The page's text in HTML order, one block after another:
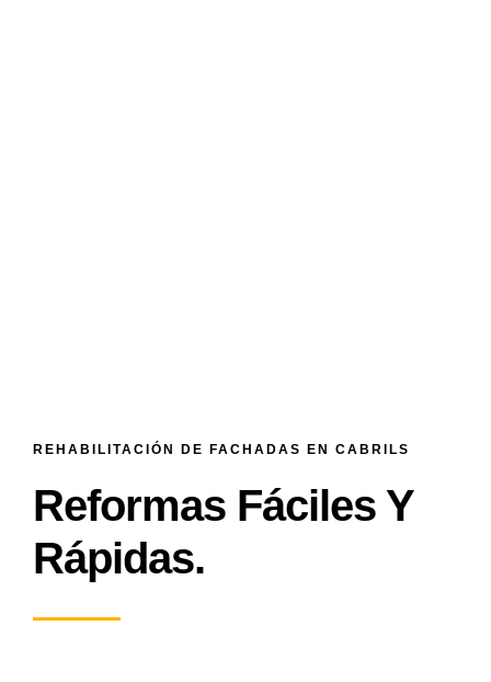
REHABILITACIÓN DE FACHADAS EN CABRILS
Reformas Fáciles Y
Rápidas.